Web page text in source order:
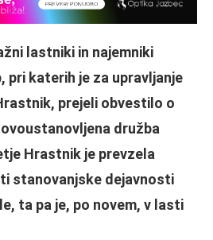
lastniki in najemniki
pri katerih je za upravljanje
prejeli obvestilo o
družba
Hrastnik je prevzela
stanovanjske dejavnosti
ta pa je, po novem, v lasti